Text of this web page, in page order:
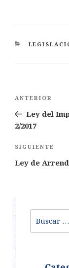
entradas
Entrada
anterior:
ANTERIOR
Ley del
2/2017
Siguiente
entrada
SIGUIENTE
Ley de
por: